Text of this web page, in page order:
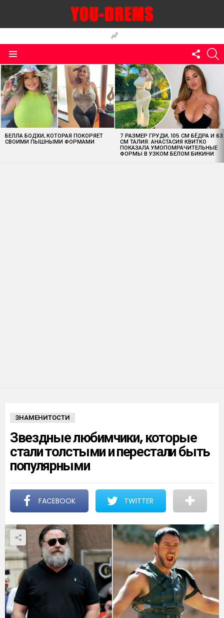
US
MOST
VIEWED
STORIES
БЕЛЛА БОДХИ, КОТОРАЯ ПОКОРЯЕТ
СВОИМИ ПЫШНЫМИ ФОРМАМИ
7 РАЗМЕР ГРУДИ, 105 СМ БЁДРА И 63
СМ ТАЛИЯ: АНАСТАСИЯ КВИТКО
ПОКАЗАЛА УМОПОМРАЧИТЕЛЬНЫЕ
ФОРМЫ В УЗКОМ БЕЛОМ БИКИНИ
ЗНАМЕНИТОСТИ
Звездные любимчики, которые
стали толстыми и перестали быть
популярными
FACEBOOK TWITTER